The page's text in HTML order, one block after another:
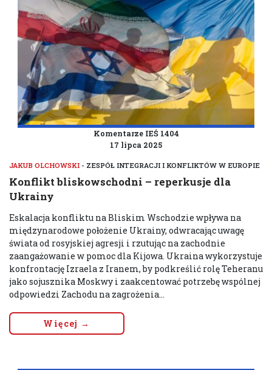
Komentarze IEŚ 1404
17 lipca 2025
JAKUB OLCHOWSKI - ZESPÓŁ INTEGRACJI I KONFLIKTÓW W EUROPIE
Konflikt bliskowschodni – reperkusje dla
Ukrainy
Eskalacja konfliktu na Bliskim Wschodzie wpływa na
międzynarodowe położenie Ukrainy, odwracając uwagę
świata od rosyjskiej agresji i rzutując na zachodnie
zaangażowanie w pomoc dla Kijowa. Ukraina wykorzystuje
konfrontację Izraela z Iranem, by podkreślić rolę Teheranu
jako sojusznika Moskwy i zaakcentować potrzebę wspólnej
odpowiedzi Zachodu na zagrożenia...
Więcej →